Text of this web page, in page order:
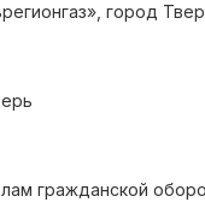
город
гражданской